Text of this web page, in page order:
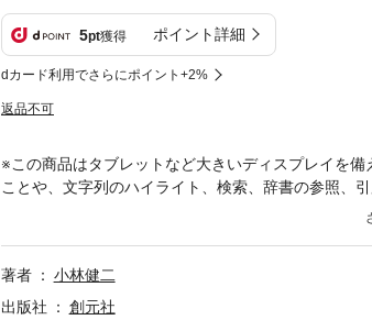
5pt獲得 ポイント詳細
dカード利用でさらにポイント+2%
返品不可
※この商品はタブレットなど大きいディスプレイを
ことや、文字列のハイライト、検索、辞書の参照、
と撃退法を解説した。相手がどんな攻めをかけてき
著者
小林健二
出版社
創元社